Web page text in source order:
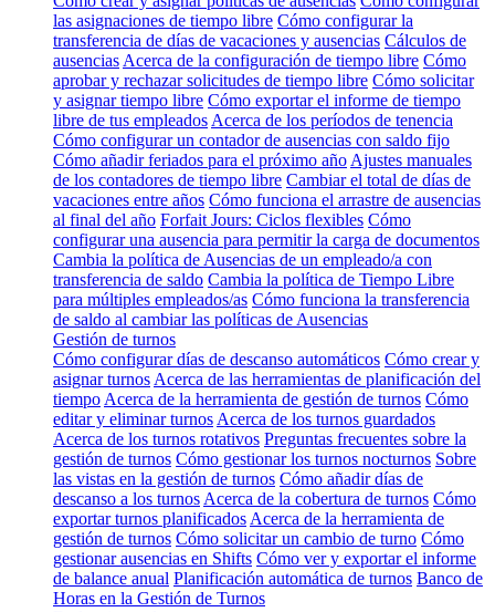
las asignaciones de tiempo libre Cómo configurar la
transferencia de días de vacaciones y ausencias Cálculos de
ausencias Acerca de la configuración de tiempo libre Cómo
aprobar y rechazar solicitudes de tiempo libre Cómo solicitar
y asignar tiempo libre Cómo exportar el informe de tiempo
libre de tus empleados Acerca de los períodos de tenencia
Cómo configurar un contador de ausencias con saldo fijo
Cómo añadir feriados para el próximo año Ajustes manuales
de los contadores de tiempo libre Cambiar el total de días de
vacaciones entre años Cómo funciona el arrastre de ausencias
al final del año Forfait Jours: Ciclos flexibles Cómo
configurar una ausencia para permitir la carga de documentos
Cambia la política de Ausencias de un empleado/a con
transferencia de saldo Cambia la política de Tiempo Libre
para múltiples empleados/as Cómo funciona la transferencia
de saldo al cambiar las políticas de Ausencias
Gestión de turnos
Cómo configurar días de descanso automáticos Cómo crear y
asignar turnos Acerca de las herramientas de planificación del
tiempo Acerca de la herramienta de gestión de turnos Cómo
editar y eliminar turnos Acerca de los turnos guardados
Acerca de los turnos rotativos Preguntas frecuentes sobre la
gestión de turnos Cómo gestionar los turnos nocturnos Sobre
las vistas en la gestión de turnos Cómo añadir días de
descanso a los turnos Acerca de la cobertura de turnos Cómo
exportar turnos planificados Acerca de la herramienta de
gestión de turnos Cómo solicitar un cambio de turno Cómo
gestionar ausencias en Shifts Cómo ver y exportar el informe
de balance anual Planificación automática de turnos Banco de
Horas en la Gestión de Turnos